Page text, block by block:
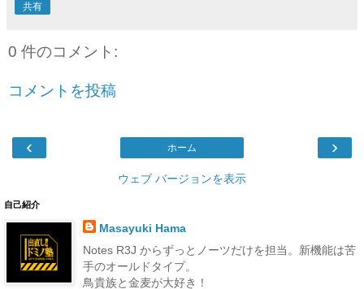
共有
0 件のコメント:
コメントを投稿
‹ ›
ホーム
ウェブ バージョンを表示
自己紹介
Masayuki Hama
Notes R3J からずっとノーツだけを担当。新機能は苦
手のオールドタイプ。
鳥貴族と金麦が大好き！